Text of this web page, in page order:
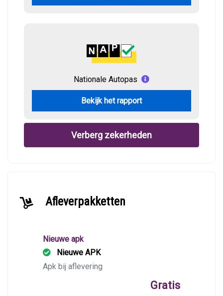
Nationale Autopas
Bekijk het rapport
Verberg zekerheden
Afleverpakketten
Nieuwe apk
Nieuwe APK
Apk bij aflevering
Gratis